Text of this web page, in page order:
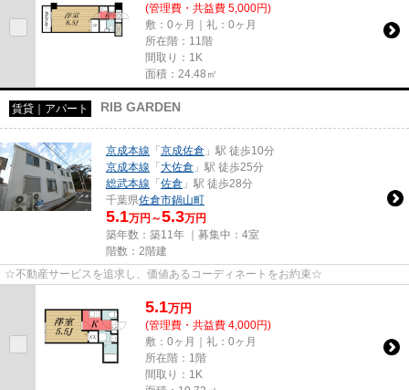
(管理費・共益費 5,000円)
敷：0ヶ月｜礼：0ヶ月
所在階：11階
間取り：1K
面積：24.48㎡
賃貸｜アパート RIB GARDEN
京成本線 「京成佐倉 」駅 徒歩10分
京成本線 「大佐倉 」駅 徒歩25分
総武本線 「佐倉 」駅 徒歩28分
千葉県佐倉市鍋山町
5.1万円～5.3万円
築年数：築11年 ｜募集中： 4室
階数：2階建
☆不動産サービスを追求し、価値あるコーディネートをお約束☆
5.1万円
(管理費・共益費 4,000円)
敷：0ヶ月｜礼：0ヶ月
所在階：1階
間取り：1K